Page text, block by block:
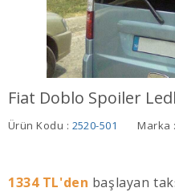
Fiat Doblo Spoiler
Ürün Kodu : 2520-501 Marka
1334TL'den başlayan